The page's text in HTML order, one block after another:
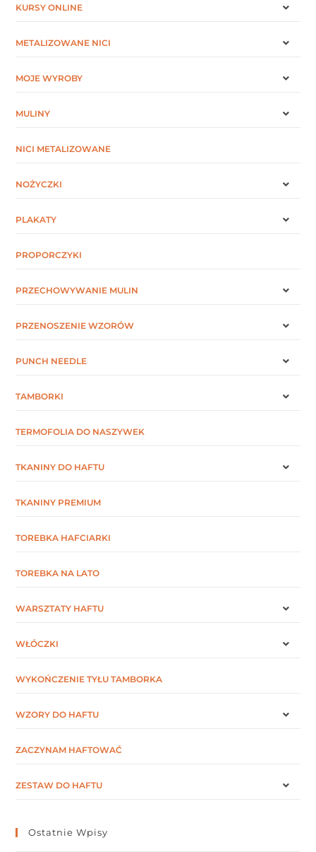
KURSY ONLINE
METALIZOWANE NICI
MOJE WYROBY
MULINY
NICI METALIZOWANE
NOŻYCZKI
PLAKATY
PROPORCZYKI
PRZECHOWYWANIE MULIN
PRZENOSZENIE WZORÓW
PUNCH NEEDLE
TAMBORKI
TERMOFOLIA DO NASZYWEK
TKANINY DO HAFTU
TKANINY PREMIUM
TOREBKA HAFCIARKI
TOREBKA NA LATO
WARSZTATY HAFTU
WŁÓCZKI
WYKOŃCZENIE TYŁU TAMBORKA
WZORY DO HAFTU
ZACZYNAM HAFTOWAĆ
ZESTAW DO HAFTU
Ostatnie Wpisy